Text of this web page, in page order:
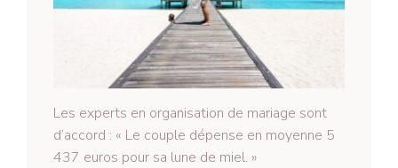
Les experts en organisation de mariage sont
d’accord : « Le couple dépense en moyenne 5
437 euros pour sa lune de miel. »